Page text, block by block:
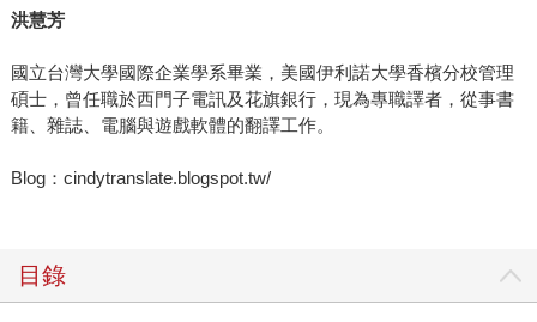
洪慧芳
國立台灣大學國際企業學系畢業，美國伊利諾大學香檳分校管理
碩士，曾任職於西門子電訊及花旗銀行，現為專職譯者，從事書
籍、雜誌、電腦與遊戲軟體的翻譯工作。
Blog：cindytranslate.blogspot.tw/
目錄